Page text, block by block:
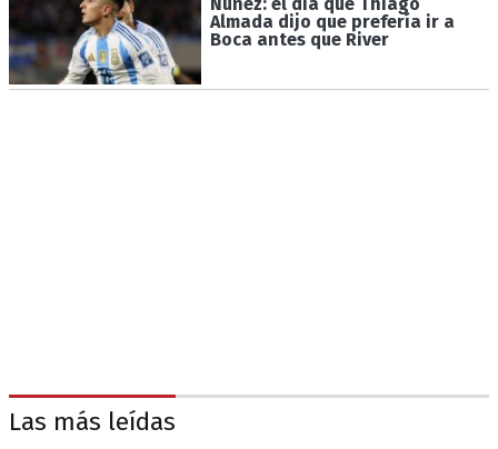
Almada dijo que prefería ir a
Boca antes que River
Las más leídas